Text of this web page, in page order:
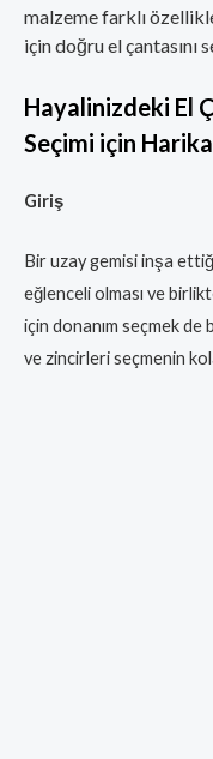
malzeme farklı
için doğru el çantasını
Hayalinizdeki El
Seçimi için
Giriş
Bir uzay gemisi inşa
eğlenceli olması ve
için donanım seçmek de
ve zincirleri seçmenin